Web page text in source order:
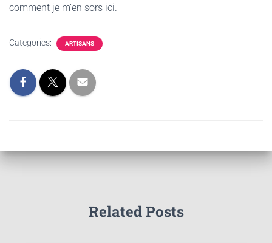
comment je m’en sors ici.
Categories: ARTISANS
Related Posts